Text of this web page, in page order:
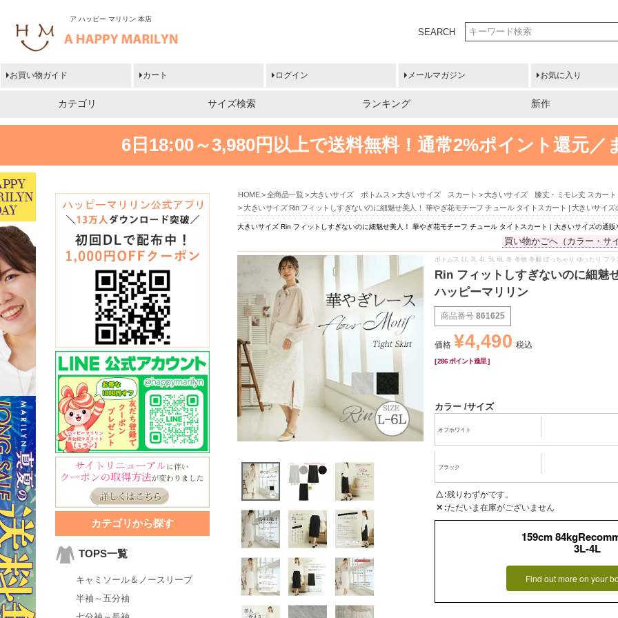
ア ハッピー マリリン 本店
SEARCH
お買い物ガイド カート ログイン メールマガジン お気に入り
カテゴリ サイズ検索 ランキング 新作
6日18:00～3,980円以上で送料無料！ 通常2%ポイント還元／
カテゴリから探す
TOPS一覧
キャミソール＆ノースリーブ
半袖～五分袖
HOME 全商品一覧 大きいサイズ ボトムス 大きいサイズ スカート
大きいサイズ 膝丈・ミモレ丈 スカート
大きいサイズ Rin フィットしすぎないのに細魅せ美人！ 華やぎ花モチーフ チュール タイトスカート | 大きいサイ
大きいサイズ Rin フィットしすぎないのに細魅せ美人！ 華やぎ花モチーフ チュール タイトスカート | 大きいサイズの通販
買い物かごへ（カラー・サ
ボトムス LL 3L 4L 5L 6L 冬 冬物 冬服 ぽっちゃり ゆったり プ
Rin フィットしすぎないのに細魅
ハッピーマリリン
商品番号 861625
価格 ¥4,490 税込
[286 ポイント進呈 ]
カラー サイズ
オフホワイト
ブラック
△ 残りわずかです。
✕ ただいま在庫がございません
159cm
3L-4L
Find out more on your